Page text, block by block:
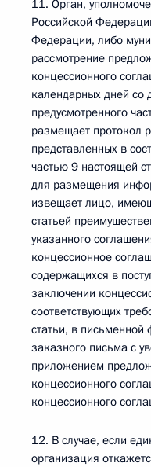
11. Орган,
Российской
Федерации, либо
рассмотрение
концессионного
календарных дней со
предусмотренного
размещает протокол
представленных в
частью 9 настоящей
для размещения
извещает лицо,
статьей
указанного
концессионное
содержащихся в
заключении
соответствующих
статьи, в
заказного письма с
приложением
концессионного
концессионного
12. В случае, если
организация